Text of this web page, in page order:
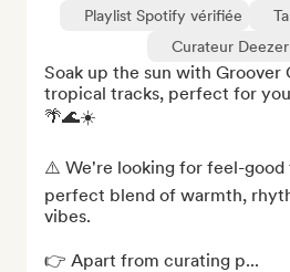
Playlist Spotify vérifiée
Curateur
Soak up the sun with Groover
tropical tracks, perfect for
🌴🌊☀️
⚠️ We're looking for feel-good
perfect blend of warmth,
vibes.
👉 Apart from curating p...